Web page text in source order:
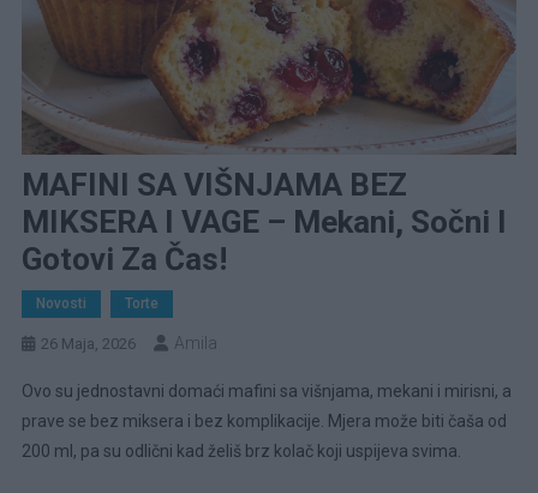
MAFINI SA VIŠNJAMA BEZ
MIKSERA I VAGE – Mekani, Sočni I
Gotovi Za Čas!
Novosti Torte
26 Maja, 2026 Amila
Ovo su jednostavni domaći mafini sa višnjama, mekani i mirisni, a
prave se bez miksera i bez komplikacije. Mjera može biti čaša od
200 ml, pa su odlični kad želiš brz kolač koji uspijeva svima.